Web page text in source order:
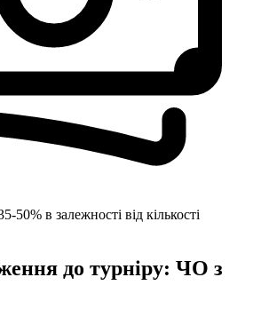
в залежності від кількості
до турніру: ЧО з